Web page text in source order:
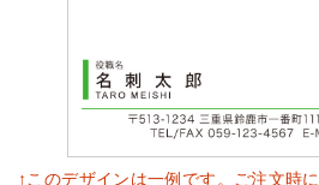
↑このデザインは一例です。ご注文時